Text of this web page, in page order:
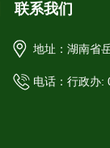
联系我们
地址：湖南省
电话：行政办